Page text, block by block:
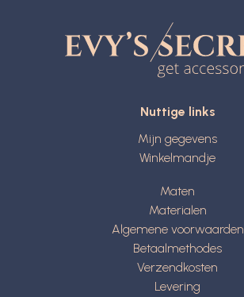
Nuttige links
Mijn gegevens
Winkelmandje
Maten
Materialen
Algemene voorwaarden
Betaalmethodes
Verzendkosten
Levering